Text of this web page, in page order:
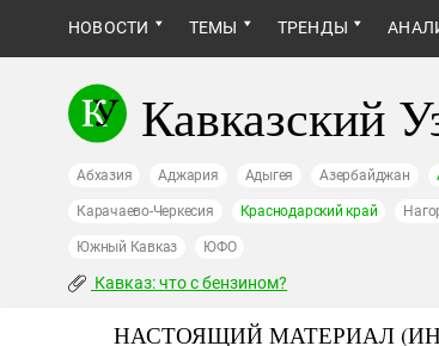
НОВОСТИ ТЕМЫ ТРЕНДЫ
Кавказский
Абхазия Аджария Адыгея Азербайджан
Карачаево-Черкесия Краснодарский край
Южный Кавказ ЮФО
Кавказ: что с бензином?
НАСТОЯЩИЙ МАТЕРИАЛ